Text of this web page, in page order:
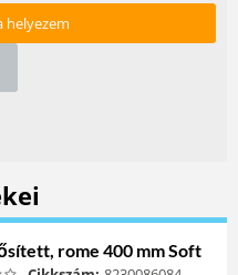
helyezem
rome 400 mm Soft